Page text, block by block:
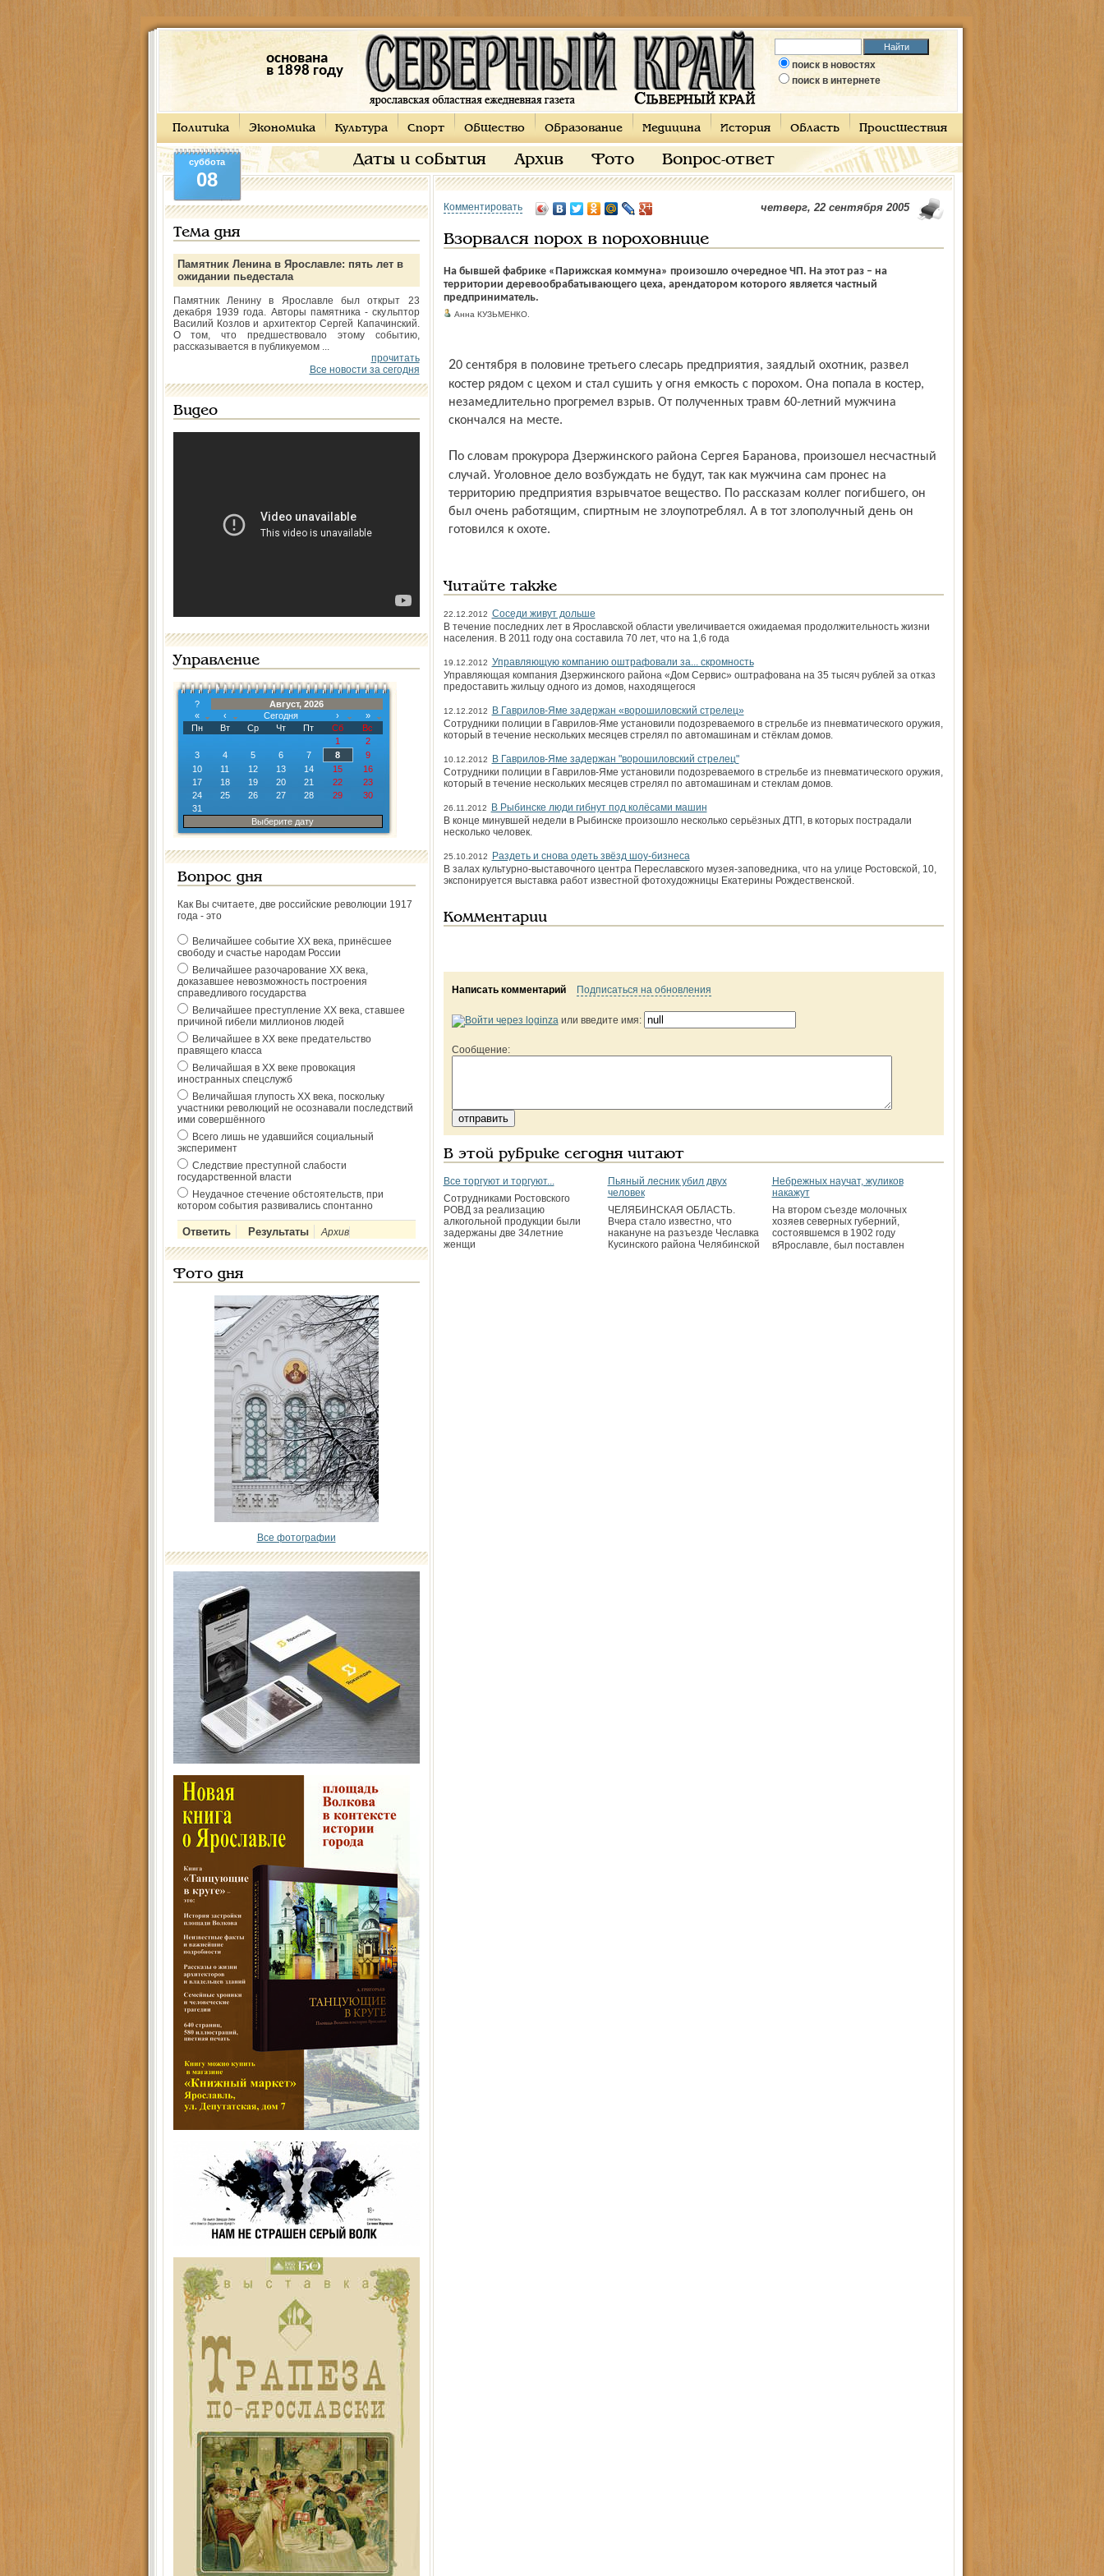
основана
в 1898 году
поиск в новостях
поиск в интернете
Политика Экономика Культура Спорт Общество Образование Медицина История Область Происшествия
Даты и события Архив Фото Вопрос-ответ
суббота
08
Тема дня
Памятник Ленина в Ярославле: пять лет в
ожидании пьедестала
Памятник Ленину в Ярославле был открыт 23
декабря 1939 года. Авторы памятника - скульптор
Василий Козлов и архитектор Сергей Капачинский.
О том, что предшествовало этому событию,
рассказывается в публикуемом ...
прочитать
Все новости за сегодня
Видео
Управление
?
Август, 2026
«
‹ Сегодня ›
»
Пн
Вт Ср Чт Пт Сб
Вс
1
2
3
4 5 6 7 8
9
10
11 12 13 14 15
16
17
18 19 20 21 22
23
24
25 26 27 28 29
30
31
Выберите дату
Вопрос дня
Как Вы считаете, две российские революции 1917
года - это
Величайшее событие ХХ века, принёсшее
свободу и счастье народам России
Величайшее разочарование ХХ века,
доказавшее невозможность построения
справедливого государства
Величайшее преступление ХХ века, ставшее
причиной гибели миллионов людей
Величайшее в ХХ веке предательство
правящего класса
Величайшая в ХХ веке провокация
иностранных спецслужб
Величайшая глупость ХХ века, поскольку
участники революций не осознавали последствий
ими совершённого
Всего лишь не удавшийся социальный
эксперимент
Следствие преступной слабости
государственной власти
Неудачное стечение обстоятельств, при
котором события развивались спонтанно
Архив
Фото дня
Все фотографии
Комментировать четверг, 22 сентября 2005
Взорвался порох в пороховнице
На бывшей фабрике «Парижская коммуна» произошло очередное ЧП. На этот раз – на
территории деревообрабатывающего цеха, арендатором которого является частный
предприниматель.
Анна КУЗЬМЕНКО.
20 сентября в половине третьего слесарь предприятия, заядлый охотник, развел
костер рядом с цехом и стал сушить у огня емкость с порохом. Она попала в костер,
незамедлительно прогремел взрыв. От полученных травм 60-летний мужчина
скончался на месте.
По словам прокурора Дзержинского района Сергея Баранова, произошел несчастный
случай. Уголовное дело возбуждать не будут, так как мужчина сам пронес на
территорию предприятия взрывчатое вещество. По рассказам коллег погибшего, он
был очень работящим, спиртным не злоупотреблял. А в тот злополучный день он
готовился к охоте.
Читайте также
22.12.2012 Соседи живут дольше
В течение последних лет в Ярославской области увеличивается ожидаемая продолжительность жизни
населения. В 2011 году она составила 70 лет, что на 1,6 года
19.12.2012 Управляющую компанию оштрафовали за... скромность
Управляющая компания Дзержинского района «Дом Сервис» оштрафована на 35 тысяч рублей за отказ
предоставить жильцу одного из домов, находящегося
12.12.2012
В Гаврилов-Яме задержан «ворошиловский стрелец»
Сотрудники полиции в Гаврилов-Яме установили подозреваемого в стрельбе из пневматического оружия,
который в течение нескольких месяцев стрелял по автомашинам и стёклам домов.
10.12.2012
В Гаврилов-Яме задержан "ворошиловский стрелец"
Сотрудники полиции в Гаврилов-Яме установили подозреваемого в стрельбе из пневматического оружия,
который в течение нескольких месяцев стрелял по автомашинам и стеклам домов.
26.11.2012
В Рыбинске люди гибнут под колёсами машин
В конце минувшей недели в Рыбинске произошло несколько серьёзных ДТП, в которых пострадали
несколько человек.
25.10.2012
Раздеть и снова одеть звёзд шоу-бизнеса
В залах культурно-выставочного центра Переславского музея-заповедника, что на улице Ростовской, 10,
экспонируется выставка работ известной фотохудожницы Екатерины Рождественской.
Комментарии
Написать комментарий Подписаться на обновления
или введите имя:
Сообщение:
В этой рубрике сегодня читают
Все торгуют и торгуют...
Сотрудниками Ростовского
РОВД за реализацию
алкогольной продукции были
задержаны две 34­летние
женщи
Пьяный лесник убил двух
человек
ЧЕЛЯБИНСКАЯ ОБЛАСТЬ.
Вчера стало известно, что
накануне на разъезде Чеславка
Кусинского района Челябинской
Небрежных научат, жуликов
накажут
На втором съезде молочных
хозяев северных губерний,
состоявшемся в 1902 году
вЯро­славле, был поставлен